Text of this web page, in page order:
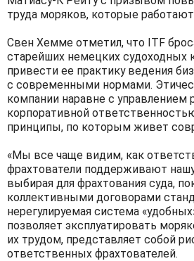
труда моряков, которые
Свен Хемме отметил, что ITF
старейших немецких судоходных
привести ее практику ведения
с современными нормами.
компании наравне с управлением
корпоративной
принципы, по которым живет
«Мы все чаще видим, как
фрахтователи поддерживают
выбирая для фрахтования суда,
коллективными договорами
нерегулируемая система
позволяет эксплуатировать
их трудом, представляет собой
ответственных фрахтователей.